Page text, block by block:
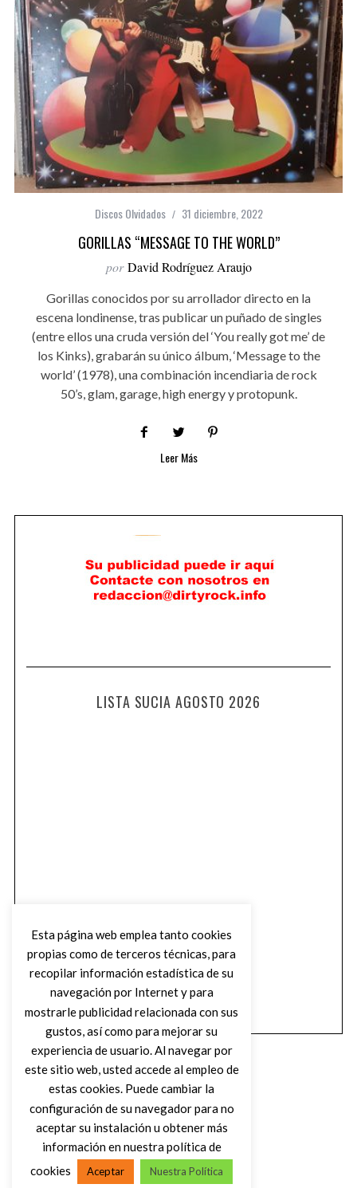
Discos Olvidados 31 diciembre, 2022
GORILLAS “MESSAGE TO THE WORLD”
por David Rodríguez Araujo
Gorillas conocidos por su arrollador directo en la
escena londinense, tras publicar un puñado de singles
(entre ellos una cruda versión del ‘You really got me’ de
los Kinks), grabarán su único álbum, ‘Message to the
world’ (1978), una combinación incendiaria de rock
50’s, glam, garage, high energy y protopunk.
Leer Más
LISTA SUCIA AGOSTO 2026
VOLVER AL INICIO
Esta página web emplea tanto cookies
propias como de terceros técnicas, para
recopilar información estadística de su
navegación por Internet y para
mostrarle publicidad relacionada con sus
gustos, así como para mejorar su
experiencia de usuario. Al navegar por
este sitio web, usted accede al empleo de
estas cookies. Puede cambiar la
configuración de su navegador para no
aceptar su instalación u obtener más
información en nuestra política de
cookies
Aceptar Nuestra Política